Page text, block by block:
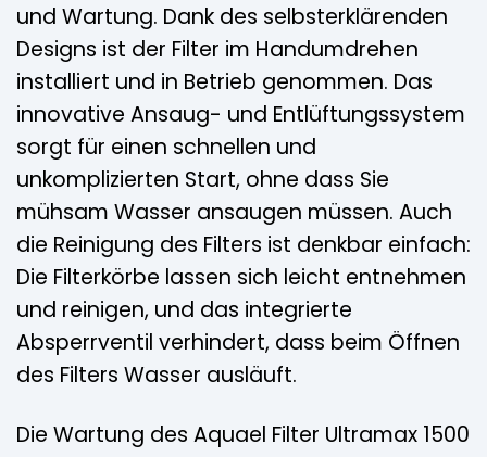
und Wartung. Dank des selbsterklärenden
Designs ist der Filter im Handumdrehen
installiert und in Betrieb genommen. Das
innovative Ansaug- und Entlüftungssystem
sorgt für einen schnellen und
unkomplizierten Start, ohne dass Sie
mühsam Wasser ansaugen müssen. Auch
die Reinigung des Filters ist denkbar einfach:
Die Filterkörbe lassen sich leicht entnehmen
und reinigen, und das integrierte
Absperrventil verhindert, dass beim Öffnen
des Filters Wasser ausläuft.
Die Wartung des Aquael Filter Ultramax 1500